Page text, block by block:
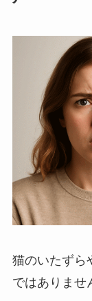
猫のいたずら
ではありませ